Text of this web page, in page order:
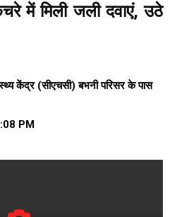
में मिली जली दवाएं, उठे
केंद्र (सीएचसी) बभनी परिसर के पास
PM